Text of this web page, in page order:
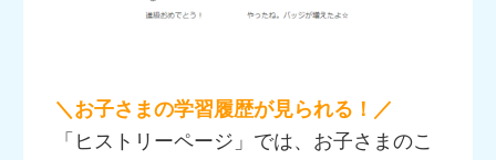
＼お子さまの学習履歴が見られる！／
「ヒストリーページ」では、お子さまのこ